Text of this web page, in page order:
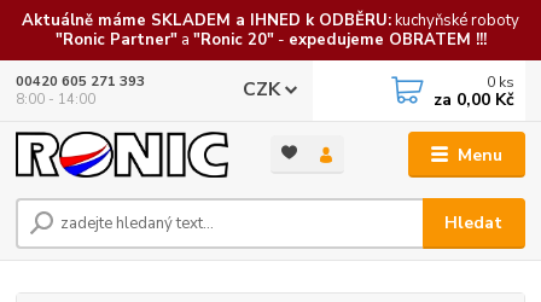
Aktuálně máme SKLADEM a IHNED k ODBĚRU:kuchyňské roboty
"Ronic Partner"a "Ronic 20"- expedujeme OBRATEM !!!
Menu
CZK
Hledat
00420 605 271 393
8:00 - 14:00
0 ks
za 0,00 Kč